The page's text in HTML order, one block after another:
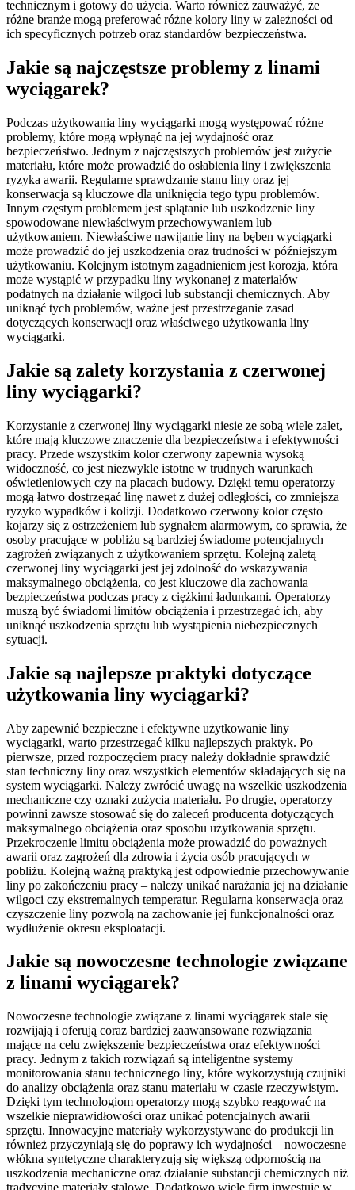
technicznym i gotowy do użycia. Warto również zauważyć, że
różne branże mogą preferować różne kolory liny w zależności od
ich specyficznych potrzeb oraz standardów bezpieczeństwa.
Jakie są najczęstsze problemy z linami
wyciągarek?
Podczas użytkowania liny wyciągarki mogą występować różne
problemy, które mogą wpłynąć na jej wydajność oraz
bezpieczeństwo. Jednym z najczęstszych problemów jest zużycie
materiału, które może prowadzić do osłabienia liny i zwiększenia
ryzyka awarii. Regularne sprawdzanie stanu liny oraz jej
konserwacja są kluczowe dla uniknięcia tego typu problemów.
Innym częstym problemem jest splątanie lub uszkodzenie liny
spowodowane niewłaściwym przechowywaniem lub
użytkowaniem. Niewłaściwe nawijanie liny na bęben wyciągarki
może prowadzić do jej uszkodzenia oraz trudności w późniejszym
użytkowaniu. Kolejnym istotnym zagadnieniem jest korozja, która
może wystąpić w przypadku liny wykonanej z materiałów
podatnych na działanie wilgoci lub substancji chemicznych. Aby
uniknąć tych problemów, ważne jest przestrzeganie zasad
dotyczących konserwacji oraz właściwego użytkowania liny
wyciągarki.
Jakie są zalety korzystania z czerwonej
liny wyciągarki?
Korzystanie z czerwonej liny wyciągarki niesie ze sobą wiele zalet,
które mają kluczowe znaczenie dla bezpieczeństwa i efektywności
pracy. Przede wszystkim kolor czerwony zapewnia wysoką
widoczność, co jest niezwykle istotne w trudnych warunkach
oświetleniowych czy na placach budowy. Dzięki temu operatorzy
mogą łatwo dostrzegać linę nawet z dużej odległości, co zmniejsza
ryzyko wypadków i kolizji. Dodatkowo czerwony kolor często
kojarzy się z ostrzeżeniem lub sygnałem alarmowym, co sprawia, że
osoby pracujące w pobliżu są bardziej świadome potencjalnych
zagrożeń związanych z użytkowaniem sprzętu. Kolejną zaletą
czerwonej liny wyciągarki jest jej zdolność do wskazywania
maksymalnego obciążenia, co jest kluczowe dla zachowania
bezpieczeństwa podczas pracy z ciężkimi ładunkami. Operatorzy
muszą być świadomi limitów obciążenia i przestrzegać ich, aby
uniknąć uszkodzenia sprzętu lub wystąpienia niebezpiecznych
sytuacji.
Jakie są najlepsze praktyki dotyczące
użytkowania liny wyciągarki?
Aby zapewnić bezpieczne i efektywne użytkowanie liny
wyciągarki, warto przestrzegać kilku najlepszych praktyk. Po
pierwsze, przed rozpoczęciem pracy należy dokładnie sprawdzić
stan techniczny liny oraz wszystkich elementów składających się na
system wyciągarki. Należy zwrócić uwagę na wszelkie uszkodzenia
mechaniczne czy oznaki zużycia materiału. Po drugie, operatorzy
powinni zawsze stosować się do zaleceń producenta dotyczących
maksymalnego obciążenia oraz sposobu użytkowania sprzętu.
Przekroczenie limitu obciążenia może prowadzić do poważnych
awarii oraz zagrożeń dla zdrowia i życia osób pracujących w
pobliżu. Kolejną ważną praktyką jest odpowiednie przechowywanie
liny po zakończeniu pracy – należy unikać narażania jej na działanie
wilgoci czy ekstremalnych temperatur. Regularna konserwacja oraz
czyszczenie liny pozwolą na zachowanie jej funkcjonalności oraz
wydłużenie okresu eksploatacji.
Jakie są nowoczesne technologie związane
z linami wyciągarek?
Nowoczesne technologie związane z linami wyciągarek stale się
rozwijają i oferują coraz bardziej zaawansowane rozwiązania
mające na celu zwiększenie bezpieczeństwa oraz efektywności
pracy. Jednym z takich rozwiązań są inteligentne systemy
monitorowania stanu technicznego liny, które wykorzystują czujniki
do analizy obciążenia oraz stanu materiału w czasie rzeczywistym.
Dzięki tym technologiom operatorzy mogą szybko reagować na
wszelkie nieprawidłowości oraz unikać potencjalnych awarii
sprzętu. Innowacyjne materiały wykorzystywane do produkcji lin
również przyczyniają się do poprawy ich wydajności – nowoczesne
włókna syntetyczne charakteryzują się większą odpornością na
uszkodzenia mechaniczne oraz działanie substancji chemicznych niż